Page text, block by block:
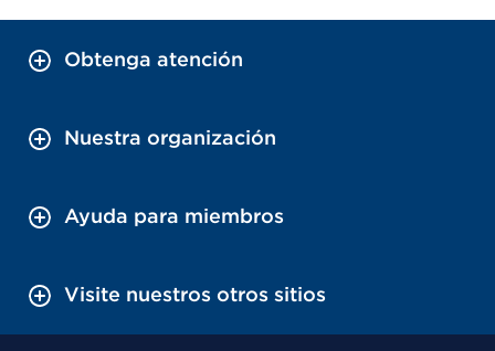
Obtenga atención
Nuestra organización
Ayuda para miembros
Visite nuestros otros sitios